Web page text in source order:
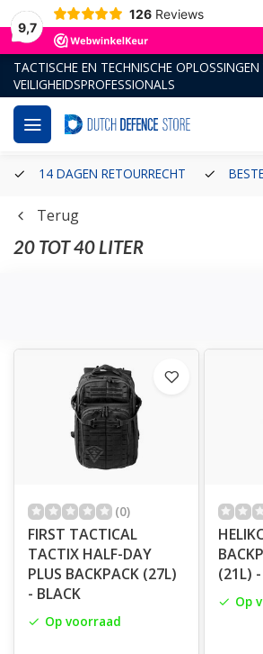
9,7
126 Reviews
TACTISCHE EN TECHNISCHE
VEILIGHEIDSPROFESSIONALS
14 DAGEN RETOURRECHT
Terug
20 TOT 40 LITER
(0)
FIRST TACTICAL
TACTIX HALF-DAY
PLUS BACKPACK (27L)
- BLACK
Op voorraad
(21L)
Op